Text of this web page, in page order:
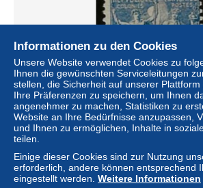
Gabon . Y&T . 23 . o .
± 1,69 $
Status
Informationen zu den Cookies
Unsere Website verwendet Cookies zu
Ihnen die gewünschten Serviceleitungen
stellen, die Sicherheit auf unserer Plattform
Ihre Präferenzen zu speichern, um Ihnen
angenehmer zu machen, Statistiken zu
Website an Ihre Bedürfnisse anzupassen,
und Ihnen zu ermöglichen, Inhalte in
teilen.
Einige dieser Cookies sind zur Nutzung
erforderlich, andere können entsprechend
eingestellt werden. Weitere Informationen